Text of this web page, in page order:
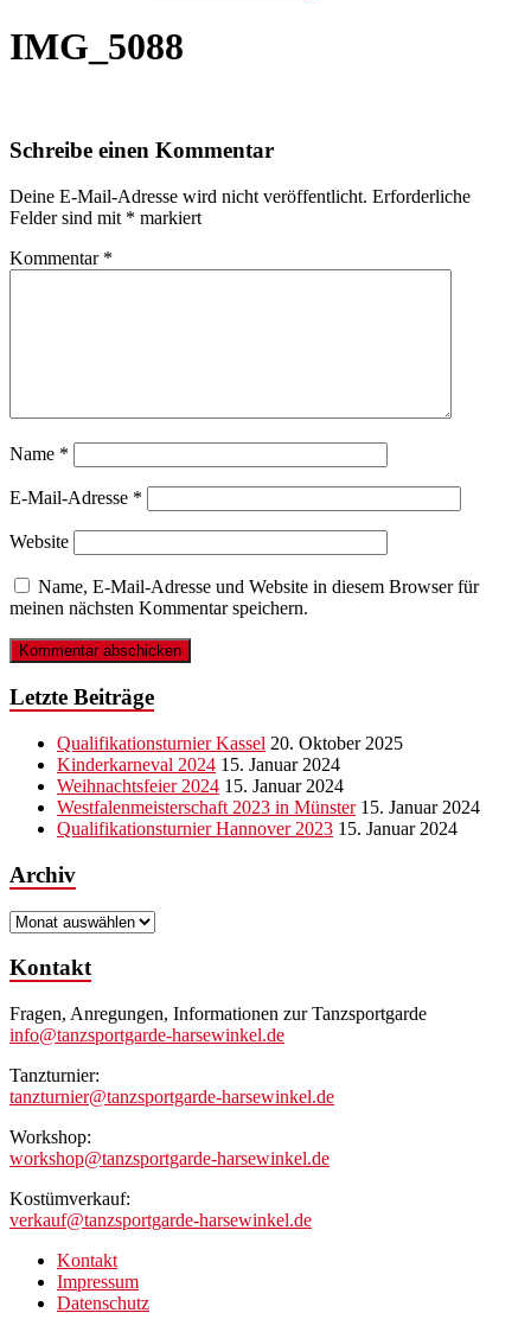
IMG_5088
Schreibe einen Kommentar
Deine E-Mail-Adresse wird nicht veröffentlicht. Erforderliche
Felder sind mit * markiert
Kommentar *
Name *
E-Mail-Adresse *
Website
Name, E-Mail-Adresse und Website in diesem Browser für
meinen nächsten Kommentar speichern.
Letzte Beiträge
Qualifikationsturnier Kassel 20. Oktober 2025
Kinderkarneval 2024 15. Januar 2024
Weihnachtsfeier 2024 15. Januar 2024
Westfalenmeisterschaft 2023 in Münster 15. Januar 2024
Qualifikationsturnier Hannover 2023 15. Januar 2024
Archiv
Archiv
Kontakt
Fragen, Anregungen, Informationen zur Tanzsportgarde
info@tanzsportgarde-harsewinkel.de
Tanzturnier:
tanzturnier@tanzsportgarde-harsewinkel.de
Workshop:
workshop@tanzsportgarde-harsewinkel.de
Kostümverkauf:
verkauf@tanzsportgarde-harsewinkel.de
Kontakt
Impressum
Datenschutz